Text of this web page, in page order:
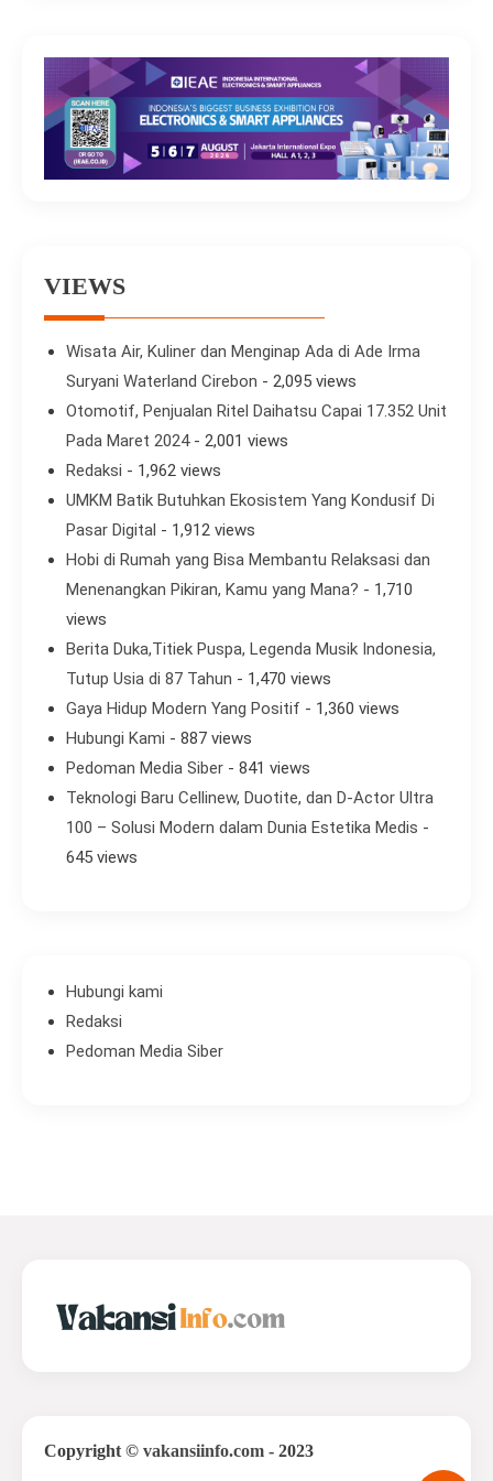
VIEWS
Wisata Air, Kuliner dan Menginap Ada di Ade Irma
Suryani Waterland Cirebon - 2,095 views
Otomotif, Penjualan Ritel Daihatsu Capai 17.352 Unit
Pada Maret 2024- 2,001 views
Redaksi - 1,962 views
UMKM Batik Butuhkan Ekosistem Yang Kondusif Di
Pasar Digital - 1,912 views
Hobi di Rumah yang Bisa Membantu Relaksasi dan
Menenangkan Pikiran, Kamu yang Mana? - 1,710
views
Berita Duka,Titiek Puspa, Legenda Musik Indonesia,
Tutup Usia di 87 Tahun - 1,470 views
Gaya Hidup Modern Yang Positif - 1,360 views
Hubungi Kami - 887 views
Pedoman Media Siber - 841 views
Teknologi Baru Cellinew, Duotite, dan D-Actor Ultra
100 – Solusi Modern dalam Dunia Estetika Medis -
645 views
Hubungi kami
Redaksi
Pedoman Media Siber
Copyright © vakansiinfo.com - 2023